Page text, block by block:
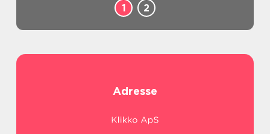
1 2
Adresse